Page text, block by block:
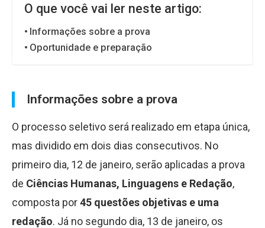
O que você vai ler neste artigo:
Informações sobre a prova
Oportunidade e preparação
Informações sobre a prova
O processo seletivo será realizado em etapa única,
mas dividido em dois dias consecutivos. No
primeiro dia, 12 de janeiro, serão aplicadas a prova
de Ciências Humanas, Linguagens e Redação,
composta por45 questões objetivas e uma
redação. Já no segundo dia, 13 de janeiro, os